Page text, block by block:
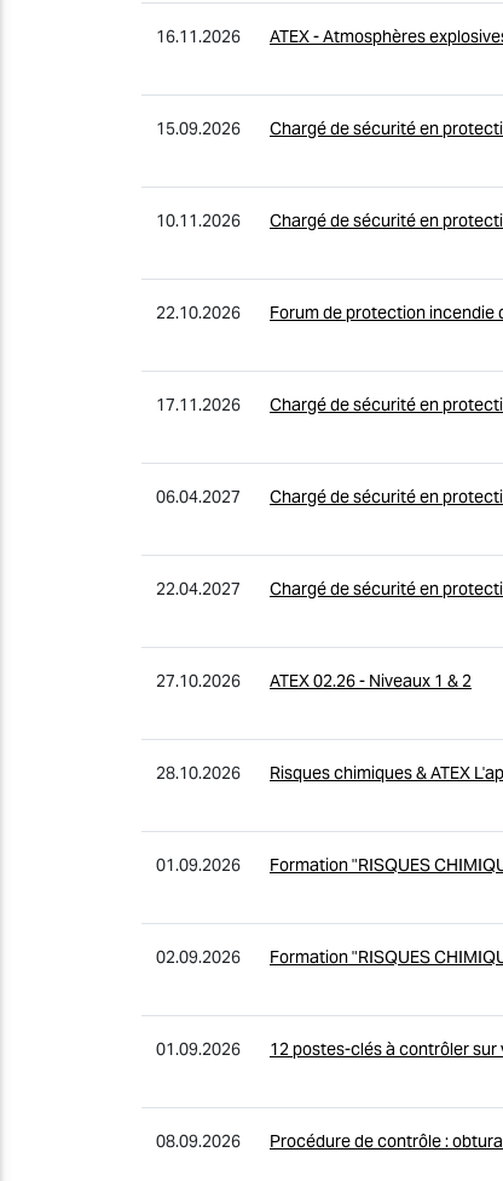
16.11.2026 ATEX - Atmosphères
15.09.2026 Chargé de sécurité en
10.11.2026 Chargé de sécurité en
22.10.2026 Forum de protection incendie
17.11.2026 Chargé de sécurité en
06.04.2027 Chargé de sécurité en
22.04.2027 Chargé de sécurité en
27.10.2026 ATEX 02.26 - Niveaux 1 & 2
28.10.2026 Risques chimiques & ATEX
01.09.2026 Formation "RISQUES
02.09.2026 Formation "RISQUES
01.09.2026 12 postes-clés à contrôler sur
08.09.2026 Procédure de contrôle :